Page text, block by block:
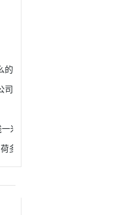
的
司
米
多少个千瓦